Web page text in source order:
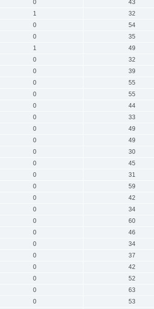
0 43
1 32
0 54
0 35
1 49
0 32
0 39
0 55
0 55
0 44
0 33
0 49
0 49
0 30
0 45
0 31
0 59
0 42
0 34
0 60
0 46
0 34
0 37
0 42
0 52
0 63
0 53